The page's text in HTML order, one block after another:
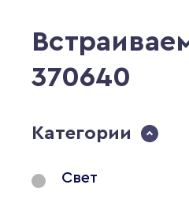
370640
Категории
Свет